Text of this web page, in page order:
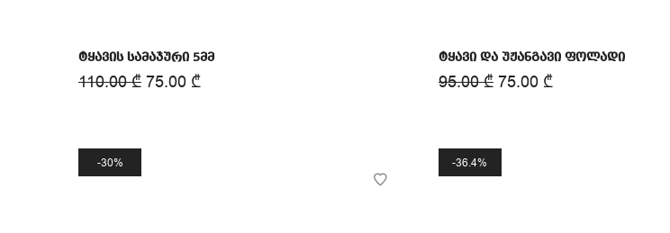
ტყავის სამაჯური 5მმ
110.00₾ 75.00 ₾
ტყავი და უჟანგავი ფოლადი
95.00₾ 75.00 ₾
30% 36.4%